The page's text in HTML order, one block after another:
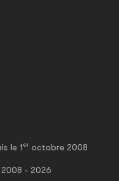
le 1er octobre 2008
2008 - 2026